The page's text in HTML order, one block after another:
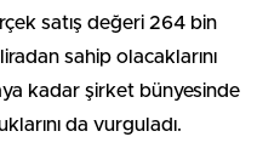
satış değeri 264 bin
sahip olacaklarını
kadar şirket bünyesinde
da vurguladı.